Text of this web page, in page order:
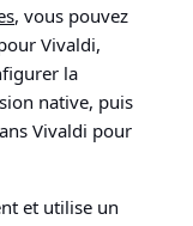
, vous pouvez
Vivaldi,
la
native, puis
Vivaldi pour
et utilise un